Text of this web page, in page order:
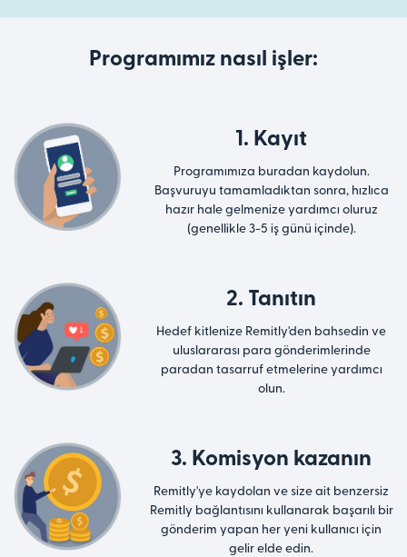
Programımız nasıl işler:
1. Kayıt
Programımıza buradan kaydolun.
Başvuruyu tamamladıktan sonra, hızlıca
hazır hale gelmenize yardımcı oluruz
(genellikle 3-5 iş günü içinde).
2. Tanıtın
Hedef kitlenize Remitly'den bahsedin ve
uluslararası para gönderimlerinde
paradan tasarruf etmelerine yardımcı
olun.
3. Komisyon kazanın
Remitly'ye kaydolan ve size ait benzersiz
Remitly bağlantısını kullanarak başarılı bir
gönderim yapan her yeni kullanıcı için
gelir elde edin.